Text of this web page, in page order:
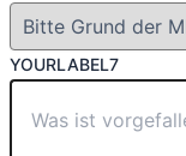
YOURLABEL7